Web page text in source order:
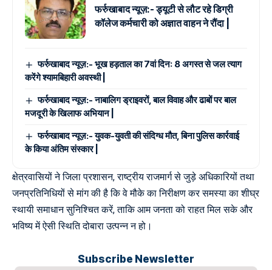
फर्रुखाबाद न्यूज़:- ड्यूटी से लौट रहे डिग्री
कॉलेज कर्मचारी को अज्ञात वाहन ने रौंदा |
फर्रुखाबाद न्यूज़:- भूख हड़ताल का 7वां दिन: 8 अगस्त से जल त्याग
करेंगे श्यामबिहारी अवस्थी |
फर्रुखाबाद न्यूज़:- नाबालिग ड्राइवरों, बाल विवाह और ढाबों पर बाल
मजदूरी के खिलाफ अभियान |
फर्रुखाबाद न्यूज़:- युवक-युवती की संदिग्ध मौत, बिना पुलिस कार्रवाई
के किया अंतिम संस्कार |
क्षेत्रवासियों ने जिला प्रशासन, राष्ट्रीय राजमार्ग से जुड़े अधिकारियों तथा
जनप्रतिनिधियों से मांग की है कि वे मौके का निरीक्षण कर समस्या का शीघ्र
स्थायी समाधान सुनिश्चित करें, ताकि आम जनता को राहत मिल सके और
भविष्य में ऐसी स्थिति दोबारा उत्पन्न न हो।
Subscribe Newsletter